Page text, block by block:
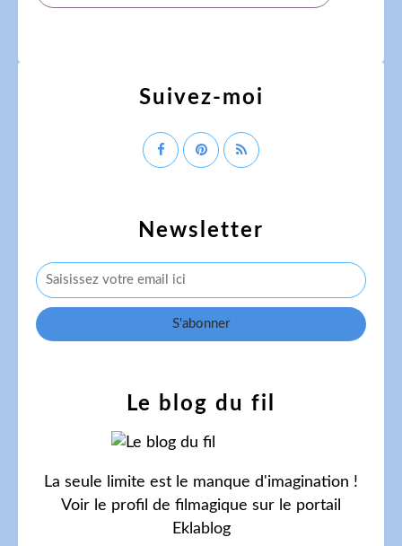
Newsletter
Le blog du fil
La seule limite est le manque d'imagination !
Voir le profil de filmagique sur le portail
Eklablog
Suivez-moi